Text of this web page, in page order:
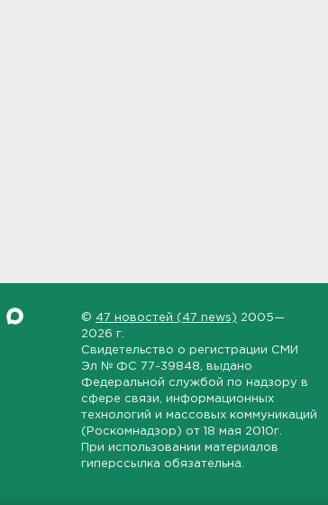
© 47 новостей (47 news) 2005—
2026 г.
Свидетельство о регистрации СМИ
Эл № ФС 77-39848 , выдано
Федеральной службой по надзору в
сфере связи, информационных
технологий и массовых коммуникаций
(Роскомнадзор) от 18 мая 2010г.
При использовании материалов
гиперссылка обязательна.